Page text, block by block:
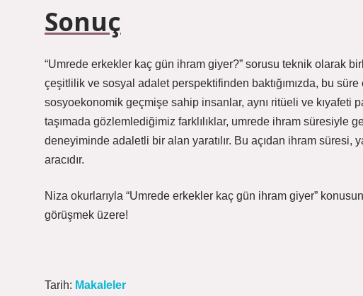
Sonuç
“Umrede erkekler kaç gün ihram giyer?” sorusu teknik olarak
çeşitlilik ve sosyal adalet perspektifinden baktığımızda, bu
sosyoekonomik geçmişe sahip insanlar, aynı ritüeli ve kıyafeti
taşımada gözlemlediğimiz farklılıklar, umrede ihram süresiyle
deneyiminde adaletli bir alan yaratılır. Bu açıdan ihram süresi,
aracıdır.
Niza okurlarıyla “Umrede erkekler kaç gün ihram giyer”
görüşmek üzere!
Tarih: Makaleler